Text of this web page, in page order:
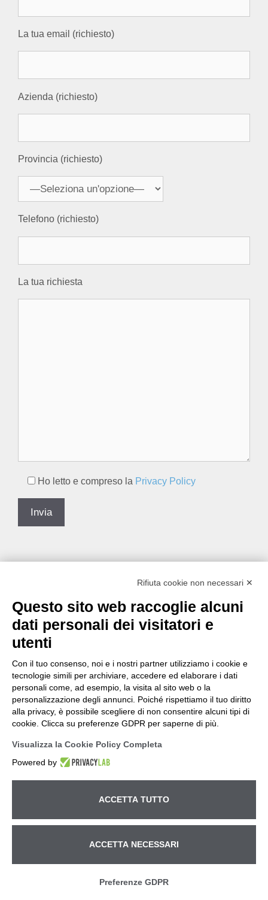
La tua email (richiesto)
Azienda (richiesto)
Provincia (richiesto)
Telefono (richiesto)
La tua richiesta
Ho letto e compreso la Privacy Policy
Rifiuta cookie non necessari ✕
Questo sito web raccoglie alcuni
dati personali dei visitatori e
utenti
Con il tuo consenso, noi e i nostri partner utilizziamo i cookie e
tecnologie simili per archiviare, accedere ed elaborare i dati
personali come, ad esempio, la visita al sito web o la
personalizzazione degli annunci. Poiché rispettiamo il tuo diritto
alla privacy, è possibile scegliere di non consentire alcuni tipi di
cookie. Clicca su preferenze GDPR per saperne di più.
Visualizza la Cookie Policy Completa
Powered by
ACCETTA TUTTO
ACCETTA NECESSARI
Preferenze GDPR